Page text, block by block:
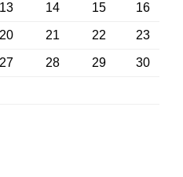
13 14 15 16
20 21 22 23
27 28 29 30